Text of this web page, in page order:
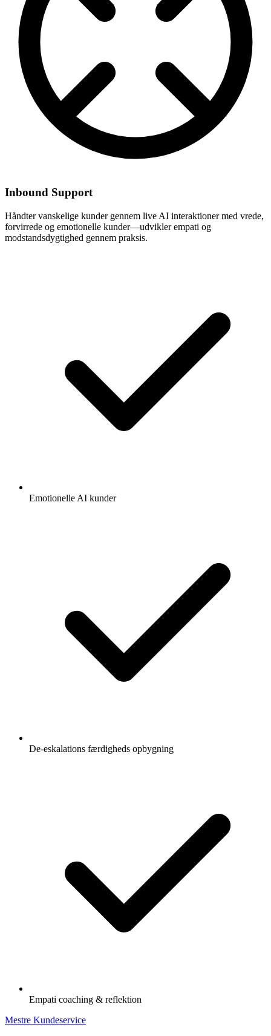
Inbound Support
Håndter vanskelige kunder gennem live AI interaktioner med vrede,
forvirrede og emotionelle kunder—udvikler empati og
modstandsdygtighed gennem praksis.
Emotionelle AI kunder
De-eskalations færdigheds opbygning
Empati coaching & reflektion
Mestre Kundeservice